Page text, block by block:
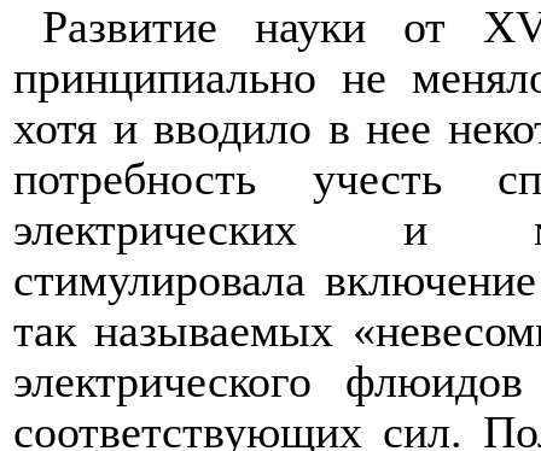
Развитие науки от
принципиально не
хотя и вводило в нее
потребность учесть
электрических и
стимулировала
так называемых
электрического
соответствующих сил.